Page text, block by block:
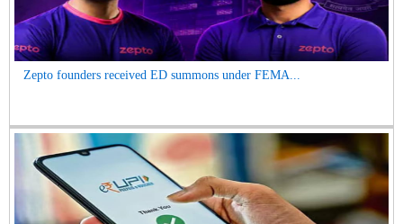
Zepto founders received ED summons under FEMA...